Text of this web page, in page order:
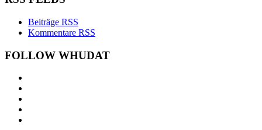
Beiträge RSS
Kommentare RSS
FOLLOW WHUDAT